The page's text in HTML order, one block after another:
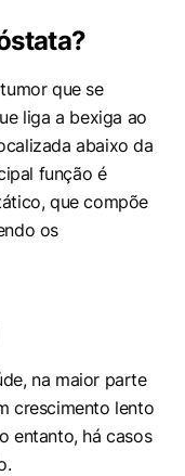
que se
liga a bexiga ao
abaixo da
função é
que compõe
os
na maior parte
crescimento lento
entanto, há casos